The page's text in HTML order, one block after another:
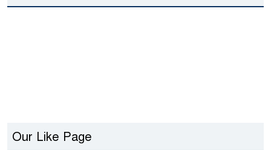
Our Like Page